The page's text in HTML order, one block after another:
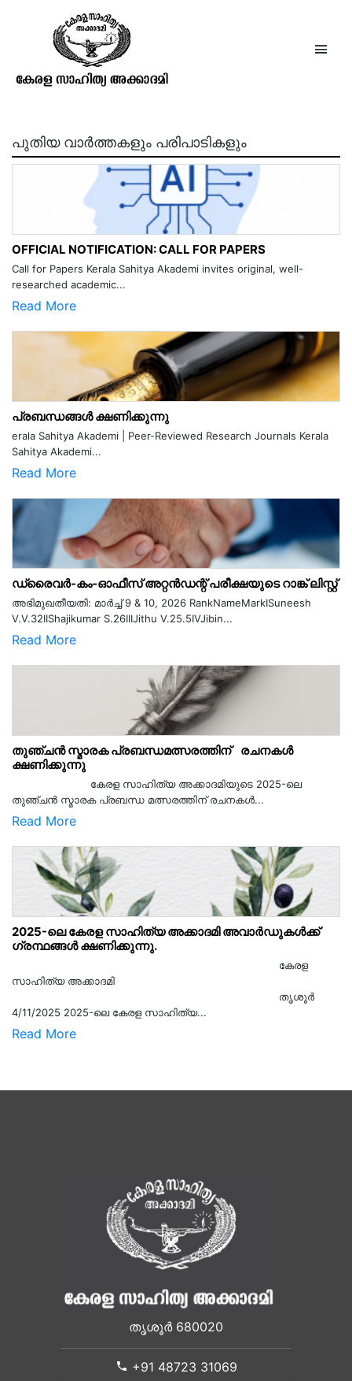
സുമതിയും സിംഹവും(Sumathy
പുതിയ വാർത്തകളും പരിപാടികളും
OFFICIAL NOTIFICATION: CALL FOR PAPERS
Call for Papers Kerala Sahitya Akademi invites original, well-
researched academic...
Read More
പ്രബന്ധങ്ങൾ ക്ഷണിക്കുന്നു
erala Sahitya Akademi | Peer-Reviewed Research Journals Kerala
Sahitya Akademi...
Read More
ഡ്രൈവർ-കം-ഓഫീസ് അറ്റൻഡന്റ് പരീക്ഷയുടെ റാങ്ക് ലിസ്റ്റ്
അഭിമുഖതീയതി: മാർച്ച് 9 & 10, 2026 RankNameMarkISuneesh
V.V.32IIShajikumar S.26IIIJithu V.25.5IVJibin...
Read More
തുഞ്ചൻ സ്മാരക പ്രബന്ധമത്സരത്തിന് രചനകൾ
ക്ഷണിക്കുന്നു
കേരള സാഹിത്യ അക്കാദമിയുടെ 2025-ലെ
തുഞ്ചൻ സ്മാരക പ്രബന്ധ മത്സരത്തിന് രചനകൾ...
Read More
2025-ലെ കേരള സാഹിത്യ അക്കാദമി അവാർഡുകൾക്ക്
ഗ്രന്ഥങ്ങൾ ക്ഷണിക്കുന്നു.
കേരള
സാഹിത്യ അക്കാദമി
തൃശൂര്‍
4/11/2025 2025-ലെ കേരള സാഹിത്യ...
Read More
തൃശൂർ 680020
+91 48723 31069